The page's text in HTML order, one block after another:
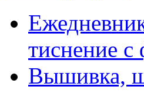
тиснение с
Вышивка,